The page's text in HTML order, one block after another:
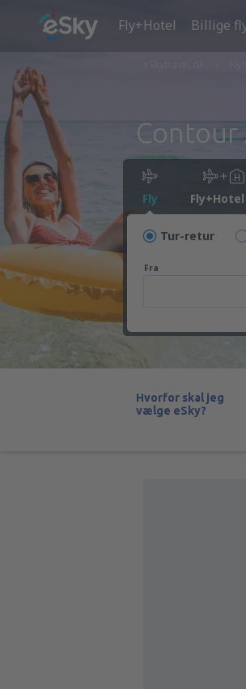
Fly+Hotel Billige
Contour
Fly Fly+Hotel
Tur-retur
Fra
Hvorfor skal jeg
vælge eSky?